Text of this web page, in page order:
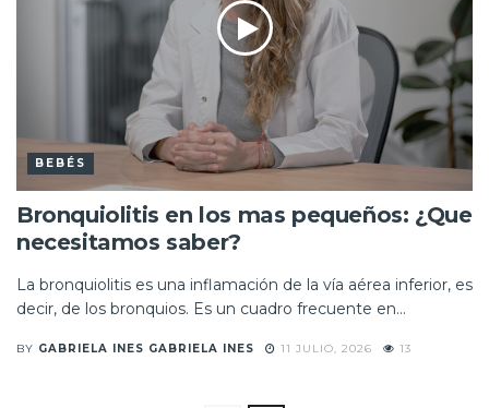
BEBÉS
Bronquiolitis en los mas pequeños: ¿Que
necesitamos saber?
La bronquiolitis es una inflamación de la vía aérea inferior, es
decir, de los bronquios. Es un cuadro frecuente en...
BY GABRIELA INES GABRIELA INES 11 JULIO, 2026 13